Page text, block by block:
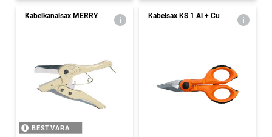
Kabelkanalsax MERRY
BEST.VARA
Kabelsax KS 1 Al + Cu